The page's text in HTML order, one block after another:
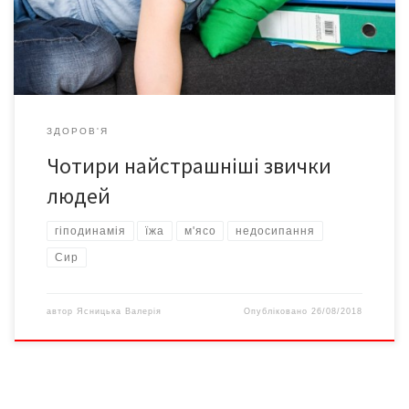
серйозний чинник розвитку онкозахворювань легень,
кишечнику, молочної та передміхурової залоз, повідомляють
[…]
ЗДОРОВ'Я
Чотири найстрашніші звички
людей
гіподинамія їжа м'ясо недосипання
Сир
автор Ясницька Валерія Опубліковано26/08/2018